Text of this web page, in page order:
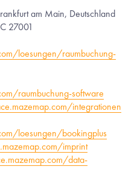
am Main, Deutschland
27001
loesungen/raumbuchung-
raumbuchung-software
integrationen
loesungen/bookingplus
imprint
data-